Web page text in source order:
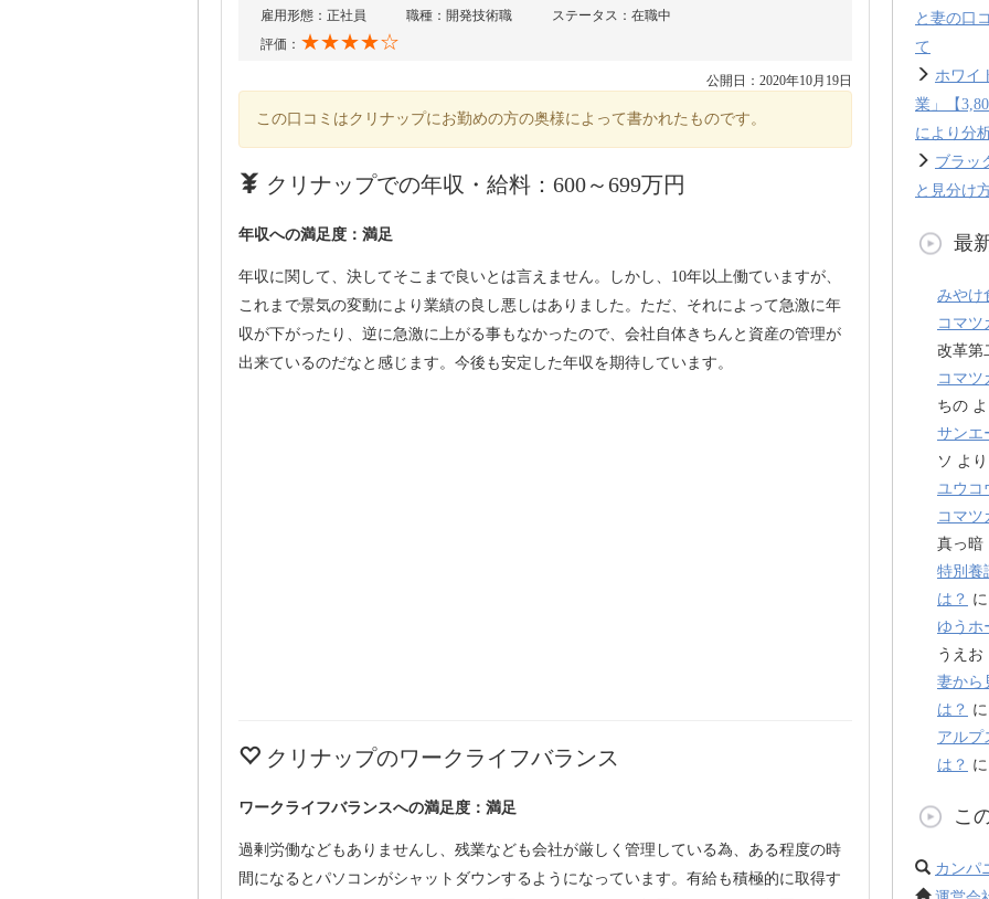
雇用形態：正社員
職種：開発技術職
ステータス：在職中
評価： ★★★★☆
公開日：2020年10月19日
この口コミはクリナップにお勤めの方の奥様によって書かれたものです。
クリナップでの年収・給料：600～699万円
年収への満足度：満足
年収に関して、決してそこまで良いとは言えません。しかし、10年以上働ていますが、
これまで景気の変動により業績の良し悪しはありました。ただ、それによって急激に年
収が下がったり、逆に急激に上がる事もなかったので、会社自体きちんと資産の管理が
出来ているのだなと感じます。今後も安定した年収を期待しています。
クリナップのワークライフバランス
ワークライフバランスへの満足度：満足
過剰労働などもありませんし、残業なども会社が厳しく管理している為、ある程度の時
間になるとパソコンがシャットダウンするようになっています。有給も積極的に取得す
と妻の口
て
ホワイ
業」【
により分
ブラッ
と見分け
最
みやけ
コマツ
改革第
コマツ
ちの
サンエ
ソ より
ユウコ
コマツ
真っ暗
特別養
は？
ゆうホ
うえお
妻から
は？
アルプ
は？
こ
カンパ